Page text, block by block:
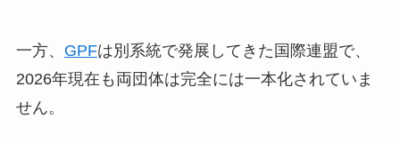
一方、 GPFは別系統で発展してきた国際連盟で、
2026年現在も両団体は完全には一本化されていま
せん。